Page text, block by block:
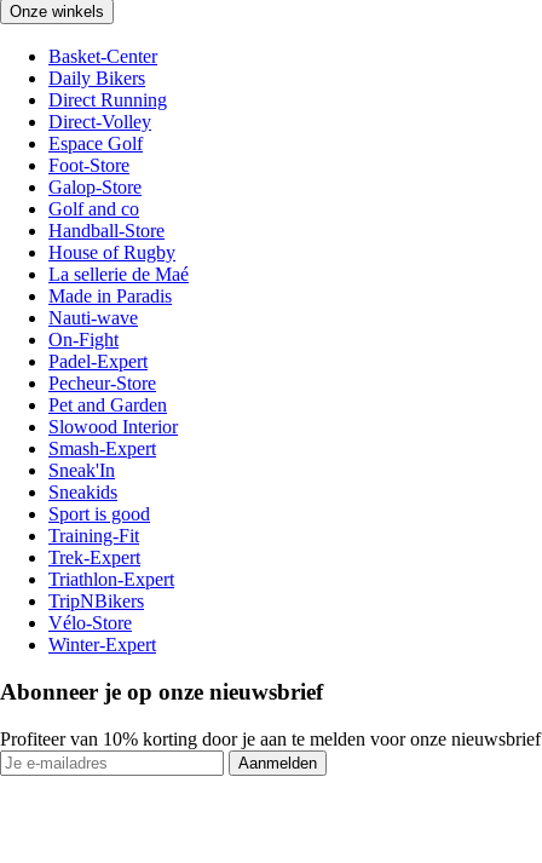
Onze winkels
Basket-Center
Daily Bikers
Direct Running
Direct-Volley
Espace Golf
Foot-Store
Galop-Store
Golf and co
Handball-Store
House of Rugby
La sellerie de Maé
Made in Paradis
Nauti-wave
On-Fight
Padel-Expert
Pecheur-Store
Pet and Garden
Slowood Interior
Smash-Expert
Sneak'In
Sneakids
Sport is good
Training-Fit
Trek-Expert
Triathlon-Expert
TripNBikers
Vélo-Store
Winter-Expert
Abonneer je op onze nieuwsbrief
Profiteer van 10% korting door je aan te melden voor onze nieuwsbrief
Aanmelden